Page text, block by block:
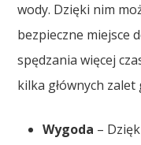
wody. Dzięki nim
bezpieczne miejsce
spędzania więcej
kilka głównych
Wygoda –